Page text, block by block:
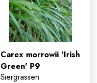
Carex morrowii 'Irish
Green' P9
Siergrassen